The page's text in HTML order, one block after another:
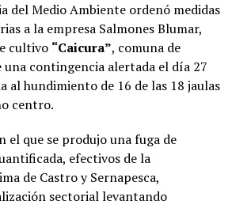
del Medio Ambiente ordenó medidas
a la empresa Salmones Blumar,
cultivo “Caicura”, comuna de
una contingencia alertada el día 27
al hundimiento de 16 de las 18 jaulas
centro.
el que se produjo una fuga de
efectivos de la
de Castro y Sernapesca,
sectorial levantando